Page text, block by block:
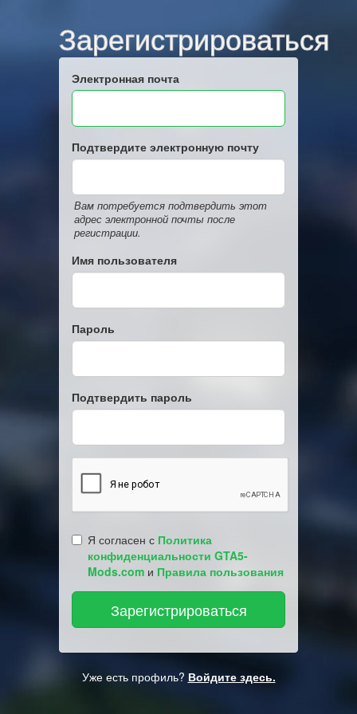
Зарегистрироваться
Электронная почта
Подтвердите электронную почту
Вам потребуется подтвердить этот
адрес электронной почты после
регистрации.
Имя пользователя
Пароль
Подтвердить пароль
Я согласен с Политика
конфиденциальности GTA5-
Mods.com и Правила пользования
Уже есть профиль? Войдите здесь.